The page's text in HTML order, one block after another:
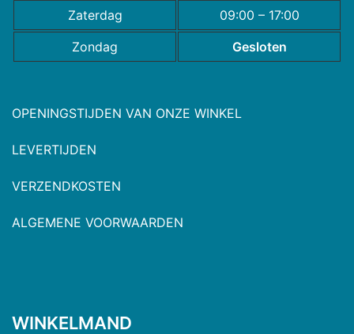
Zaterdag
09:00 – 17:00
Zondag
Gesloten
OPENINGSTIJDEN VAN ONZE WINKEL
LEVERTIJDEN
VERZENDKOSTEN
ALGEMENE VOORWAARDEN
WINKELMAND